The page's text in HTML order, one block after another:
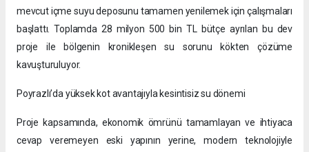
mevcut içme suyu deposunu tamamen yenilemek için çalışmaları
başlattı. Toplamda 28 milyon 500 bin TL bütçe ayrılan bu dev
proje ile bölgenin kronikleşen su sorunu kökten çözüme
kavuşturuluyor.
Poyrazlı’da yüksek kot avantajıyla kesintisiz su dönemi
Proje kapsamında, ekonomik ömrünü tamamlayan ve ihtiyaca
cevap veremeyen eski yapının yerine, modern teknolojiyle